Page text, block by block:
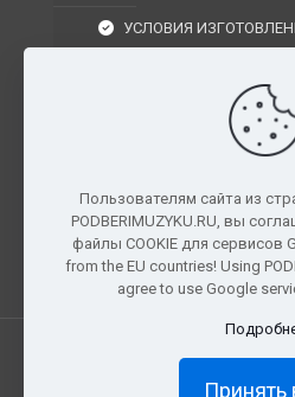
УСЛОВИЯ
УСЛОВИЯ ВОЗВРАТА
г. Москва, Московская
федеральный округ, РФ, Россия
Все права защищены. © 2026
Пользователям сайта из
PODBERIMUZYKU.RU, вы
файлы COOKIE для сервисов
from the EU countries! Using
agree to use Google
Принять